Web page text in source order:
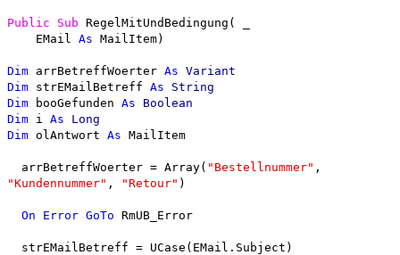
Public Sub RegelMitUndBedingung( _
EMail As MailItem)
Dim arrBetreffWoerter As Variant
Dim strEMailBetreff As
String
Dim booGefunden As
Boolean
Dim i As
Long
Dim olAntwort As MailItem
arrBetreffWoerter = Array( "Bestellnummer" ,
"Kundennummer" , "Retour" )
On Error GoTo RmUB_Error
strEMailBetreff = UCase(EMail.Subject)